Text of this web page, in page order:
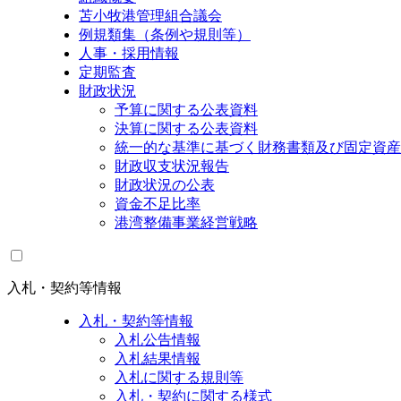
苫小牧港管理組合議会
例規類集（条例や規則等）
人事・採用情報
定期監査
財政状況
予算に関する公表資料
決算に関する公表資料
統一的な基準に基づく財務書類及び固定資
財政収支状況報告
財政状況の公表
資金不足比率
港湾整備事業経営戦略
入札・契約等情報
入札・契約等情報
入札公告情報
入札結果情報
入札に関する規則等
入札・契約に関する様式